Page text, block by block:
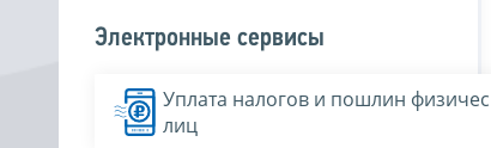
Электронные сервисы
Уплата налогов и пошлин
лиц